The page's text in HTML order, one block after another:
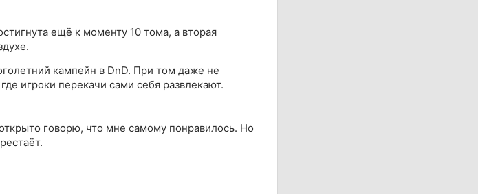
ещё к моменту 10 тома, а вторая
кампейн в DnD. При том даже не
игроки перекачи сами себя развлекают.
говорю, что мне самому понравилось. Но